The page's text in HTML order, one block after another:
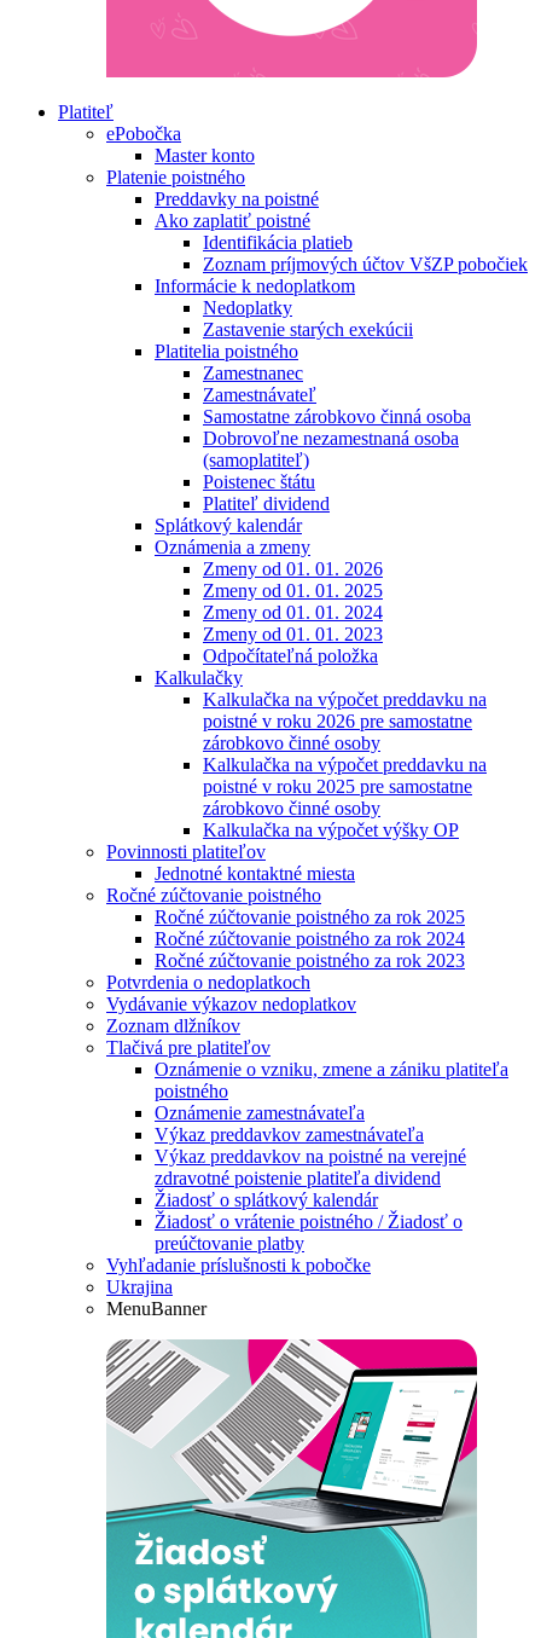
Platiteľ
ePobočka
Master konto
Platenie poistného
Preddavky na poistné
Ako zaplatiť poistné
Identifikácia platieb
Zoznam príjmových účtov VšZP pobočiek
Informácie k nedoplatkom
Nedoplatky
Zastavenie starých exekúcii
Platitelia poistného
Zamestnanec
Zamestnávateľ
Samostatne zárobkovo činná osoba
Dobrovoľne nezamestnaná osoba
(samoplatiteľ)
Poistenec štátu
Platiteľ dividend
Splátkový kalendár
Oznámenia a zmeny
Zmeny od 01. 01. 2026
Zmeny od 01. 01. 2025
Zmeny od 01. 01. 2024
Zmeny od 01. 01. 2023
Odpočítateľná položka
Kalkulačky
Kalkulačka na výpočet preddavku na
poistné v roku 2026 pre samostatne
zárobkovo činné osoby
Kalkulačka na výpočet preddavku na
poistné v roku 2025 pre samostatne
zárobkovo činné osoby
Kalkulačka na výpočet výšky OP
Povinnosti platiteľov
Jednotné kontaktné miesta
Ročné zúčtovanie poistného
Ročné zúčtovanie poistného za rok 2025
Ročné zúčtovanie poistného za rok 2024
Ročné zúčtovanie poistného za rok 2023
Potvrdenia o nedoplatkoch
Vydávanie výkazov nedoplatkov
Zoznam dlžníkov
Tlačivá pre platiteľov
Oznámenie o vzniku, zmene a zániku platiteľa
poistného
Oznámenie zamestnávateľa
Výkaz preddavkov zamestnávateľa
Výkaz preddavkov na poistné na verejné
zdravotné poistenie platiteľa dividend
Žiadosť o splátkový kalendár
Žiadosť o vrátenie poistného / Žiadosť o
preúčtovanie platby
Vyhľadanie príslušnosti k pobočke
Ukrajina
MenuBanner